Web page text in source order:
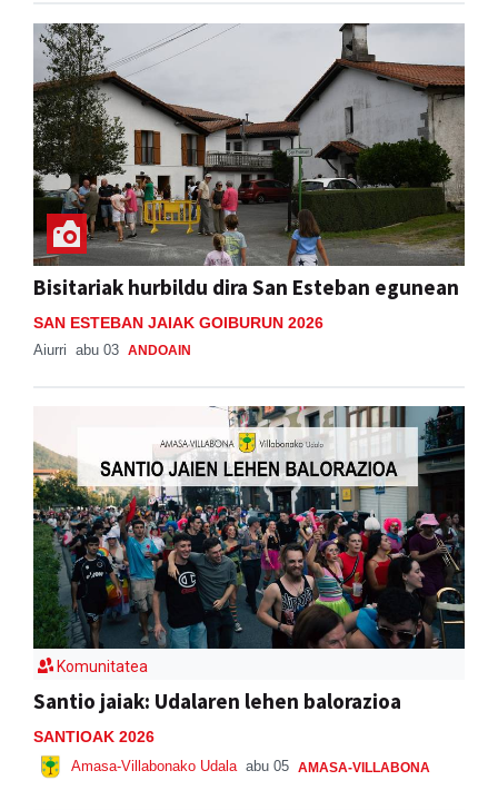
Bisitariak hurbildu dira San Esteban egunean
SAN ESTEBAN JAIAK GOIBURUN 2026
Aiurri abu 03 ANDOAIN
Komunitatea
Santio jaiak: Udalaren lehen balorazioa
SANTIOAK 2026
Amasa-Villabonako Udala abu 05 AMASA-VILLABONA